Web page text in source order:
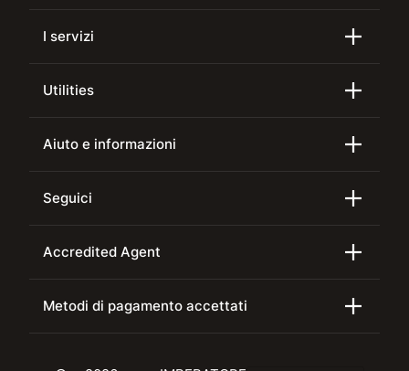
I servizi
Utilities
Aiuto e informazioni
Seguici
Accredited Agent
Metodi di pagamento accettati